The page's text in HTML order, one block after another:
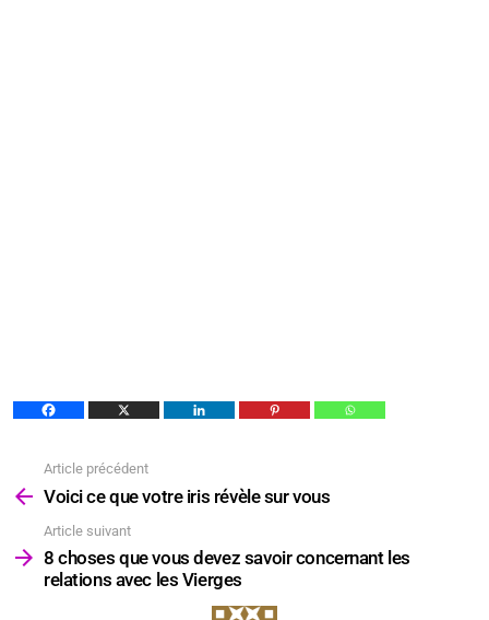
plus
Article précédent
Voici ce que votre iris révèle sur vous
Article suivant
8 choses que vous devez savoir concernant les
relations avec les Vierges